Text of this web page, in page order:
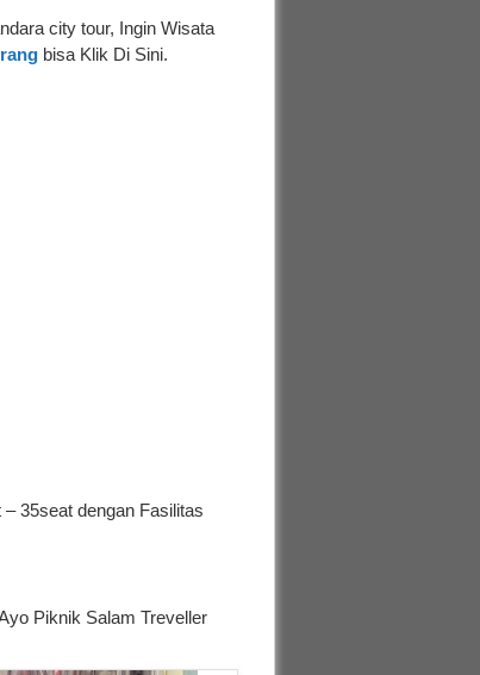
city tour, Ingin Wisata
bisa Klik Di Sini.
35seat dengan Fasilitas
Piknik Salam Treveller